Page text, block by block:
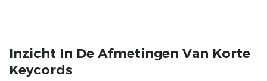
Inzicht In De Afmetingen Van Korte
Keycords